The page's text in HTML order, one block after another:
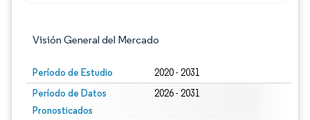
Visión General del Mercado
Período de Estudio 2020 - 2031
Período de Datos
Pronosticados
2026 - 2031